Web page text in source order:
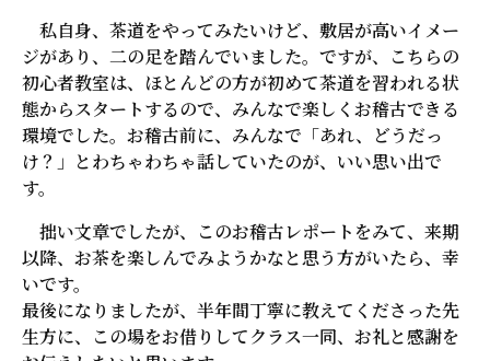
私自身、茶道をやってみたいけど、敷居が高いイメー
ジがあり、二の足を踏んでいました。ですが、こちらの
初心者教室は、ほとんどの方が初めて茶道を習われる状
態からスタートするので、みんなで楽しくお稽古できる
環境でした。お稽古前に、みんなで「あれ、どうだっ
け？」とわちゃわちゃ話していたのが、いい思い出で
す。
拙い文章でしたが、このお稽古レポートをみて、来期
以降、お茶を楽しんでみようかなと思う方がいたら、幸
いです。
最後になりましたが、半年間丁寧に教えてくださった先
生方に、この場をお借りしてクラス一同、お礼と感謝を